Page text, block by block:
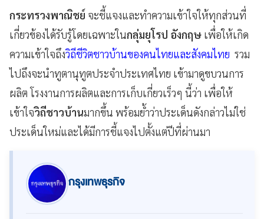
กระทรวงพาณิชย์ จะชี้แจงและทำความเข้าใจให้ทุกส่วนที่
เกี่ยวข้องได้รับรู้โดยเฉพาะในกลุ่มยุโรป อังกฤษ เพื่อให้เกิด
ความเข้าใจถึงวิถีชีวิตชาวบ้านของคนไทยและสังคมไทย รวม
ไปถึงจะนำทูตานุทูตประจำประเทศไทย เข้ามาดูขบวนการ
ผลิต โรงงานการผลิตและการเก็บเกี่ยวเร็วๆ นี้ว่า เพื่อให้
เข้าใจวิถีชาวบ้านมากขึ้น พร้อมย้ำว่าประเด็นดังกล่าวไม่ใช่
ประเด็นใหม่และได้มีการชี้แจงไปตั้งแต่ปีที่ผ่านมา
กรุงเทพธุรกิจ